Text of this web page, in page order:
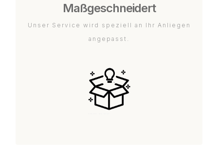
Maßgeschneidert
Unser Service wird speziell an Ihr Anliegen
angepasst.